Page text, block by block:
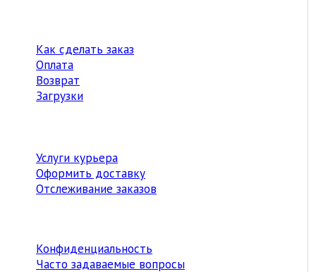
Как сделать заказ
Оплата
Возврат
Загрузки
Услуги курьера
Оформить доставку
Отслеживание заказов
Конфиденциальность
Часто задаваемые вопросы